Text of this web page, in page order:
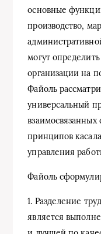
основные
производство,
могут
организации на
Файоль
универсальный
принципов
управления
Файоль
1. Разделение
является